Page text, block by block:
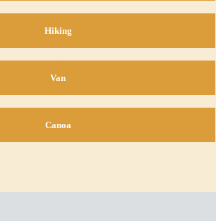
Hiking
Van
Canoa